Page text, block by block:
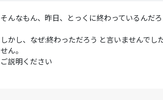
そんなもん、昨日、とっくに終わっているんだ
しかし、なぜ:終わっただろう と言いませんで
せん。
ご説明ください